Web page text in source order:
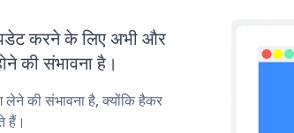
करने के लिए अभी और
की संभावना है।
की संभावना है, क्योंकि हैकर
हैं।